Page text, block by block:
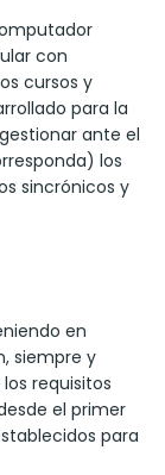
con
cursos y
para la
ante el
los
sincrónicos y
en
siempre y
requisitos
el primer
para